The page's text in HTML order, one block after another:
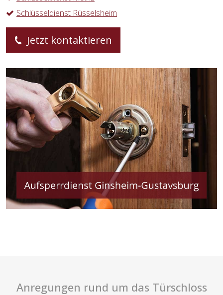
Schlüsseldienst Rüsselsheim
Jetzt kontaktieren
Anregungen rund um das Türschloss